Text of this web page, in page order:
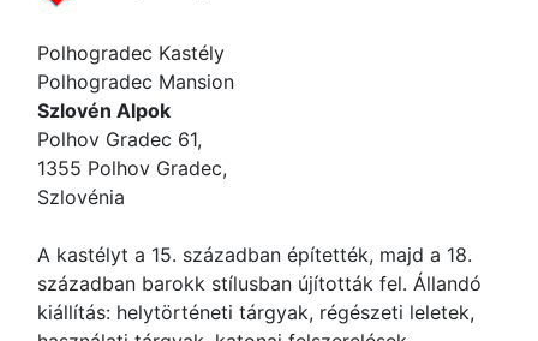
Polhogradec Kastély
Polhogradec Mansion
Szlovén Alpok
Polhov Gradec 61,
1355 Polhov Gradec,
Szlovénia
A kastélyt a 15. században építették, majd a 18.
században barokk stílusban újították fel. Állandó
kiállítás: helytörténeti tárgyak, régészeti leletek,